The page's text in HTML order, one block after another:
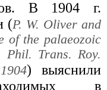
В 1904 г.
(P. W. Оlivеr and
of the palaeozoic
Phil. Trans. Roy.
) выяснили
в